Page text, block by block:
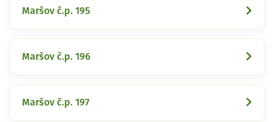
Maršov č.p. 195
Maršov č.p. 196
Maršov č.p. 197